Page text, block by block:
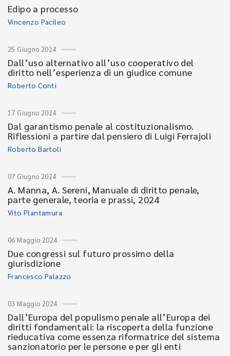
Edipo a processo
Vincenzo Pacileo
25 Giugno 2024
Dall’uso alternativo all’uso cooperativo del
diritto nell’esperienza di un giudice comune
Roberto Conti
17 Giugno 2024
Dal garantismo penale al costituzionalismo.
Riflessioni a partire dal pensiero di Luigi Ferrajoli
Roberto Bartoli
07 Giugno 2024
A. Manna, A. Sereni, Manuale di diritto penale,
parte generale, teoria e prassi, 2024
Vito Plantamura
06 Maggio 2024
Due congressi sul futuro prossimo della
giurisdizione
Francesco Palazzo
03 Maggio 2024
Dall’Europa del populismo penale all’Europa dei
diritti fondamentali: la riscoperta della funzione
rieducativa come essenza riformatrice del sistema
sanzionatorio per le persone e per gli enti